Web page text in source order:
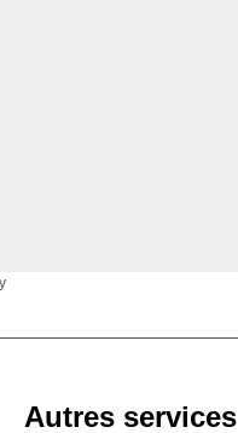
Autres services